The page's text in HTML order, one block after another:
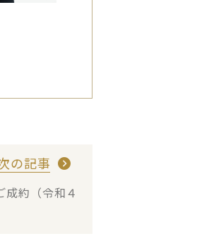
の記事
約（令和４